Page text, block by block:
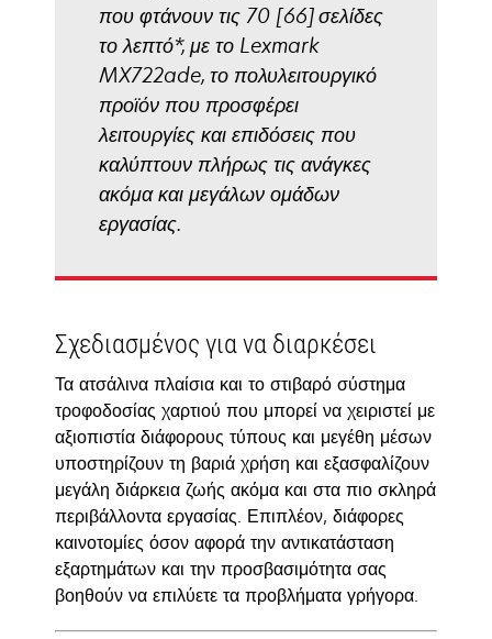
που φτάνουν τις 70 [66] σελίδες
το λεπτό*, με το Lexmark
MX722ade, το πολυλειτουργικό
προϊόν που προσφέρει
λειτουργίες και επιδόσεις που
καλύπτουν πλήρως τις ανάγκες
ακόμα και μεγάλων ομάδων
εργασίας.
Σχεδιασμένος για να διαρκέσει
Τα ατσάλινα πλαίσια και το στιβαρό σύστημα
τροφοδοσίας χαρτιού που μπορεί να χειριστεί με
αξιοπιστία διάφορους τύπους και μεγέθη μέσων
υποστηρίζουν τη βαριά χρήση και εξασφαλίζουν
μεγάλη διάρκεια ζωής ακόμα και στα πιο σκληρά
περιβάλλοντα εργασίας. Επιπλέον, διάφορες
καινοτομίες όσον αφορά την αντικατάσταση
εξαρτημάτων και την προσβασιμότητα σας
βοηθούν να επιλύετε τα προβλήματα γρήγορα.